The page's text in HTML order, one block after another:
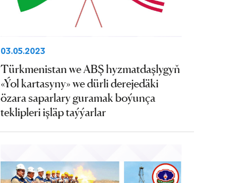
03.05.2023
Türkmenistan we ABŞ hyzmatdaşlygyň
«Ýol kartasyny» we dürli derejedäki
özara saparlary guramak boýunça
teklipleri işläp taýýarlar